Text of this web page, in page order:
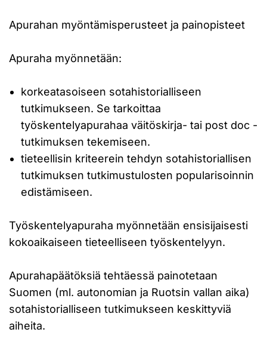
Apurahan myöntämisperusteet ja painopisteet
Apuraha myönnetään:
korkeatasoiseen sotahistorialliseen
tutkimukseen. Se tarkoittaa
työskentelyapurahaa väitöskirja- tai post doc -
tutkimuksen tekemiseen.
tieteellisin kriteerein tehdyn sotahistoriallisen
tutkimuksen tutkimustulosten popularisoinnin
edistämiseen.
Työskentelyapuraha myönnetään ensisijaisesti
kokoaikaiseen tieteelliseen työskentelyyn.
Apurahapäätöksiä tehtäessä painotetaan
Suomen (ml. autonomian ja Ruotsin vallan aika)
sotahistorialliseen tutkimukseen keskittyviä
aiheita.